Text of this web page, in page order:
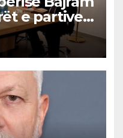
e partive